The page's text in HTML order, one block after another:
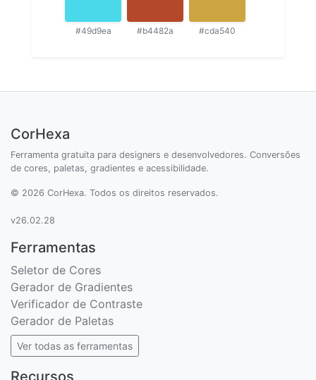
#49d9ea #b4482a #cda540
CorHexa
Ferramenta gratuita para designers e desenvolvedores. Conversões
de cores, paletas, gradientes e acessibilidade.
© 2026 CorHexa. Todos os direitos reservados.
v26.02.28
Ferramentas
Seletor de Cores
Gerador de Gradientes
Verificador de Contraste
Gerador de Paletas
Ver todas as ferramentas
Recursos